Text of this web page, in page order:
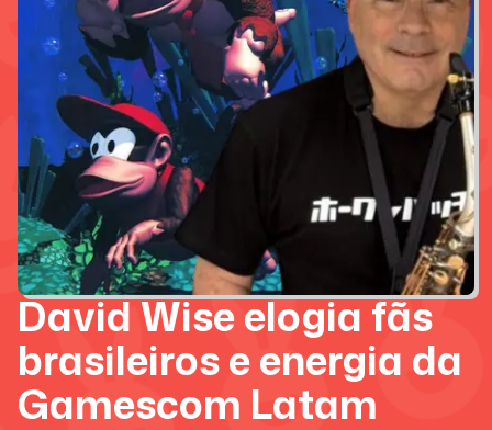
David Wise elogia fãs
brasileiros e energia da
Gamescom Latam